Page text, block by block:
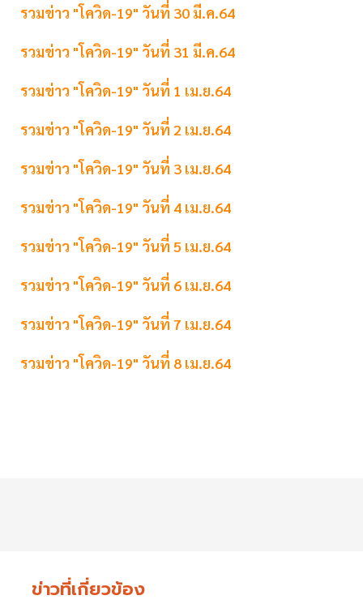
รวมข่าว "โควิด-19" วันที่ 30 มี.ค.64
รวมข่าว "โควิด-19" วันที่ 31 มี.ค.64
รวมข่าว "โควิด-19" วันที่ 1 เม.ย.64
รวมข่าว "โควิด-19" วันที่ 2 เม.ย.64
รวมข่าว "โควิด-19" วันที่ 3 เม.ย.64
รวมข่าว "โควิด-19" วันที่ 4 เม.ย.64
รวมข่าว "โควิด-19" วันที่ 5 เม.ย.64
รวมข่าว "โควิด-19" วันที่ 6 เม.ย.64
รวมข่าว "โควิด-19" วันที่ 7 เม.ย.64
รวมข่าว "โควิด-19" วันที่ 8 เม.ย.64
ข่าวที่เกี่ยวข้อง